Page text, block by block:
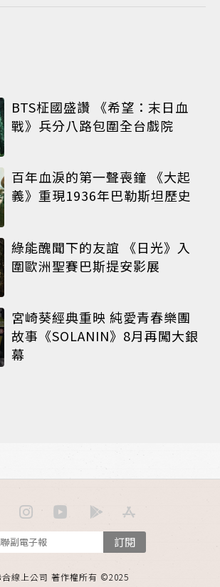
BTS柾國盛讚 《希望：末日血
戰》兵分八路包圍全台戲院
百年血淚的第一聲喪鐘 《大起
義》重現1936年巴勒斯坦歷史
綠能醜聞下的友誼 《日光》入
圍歐洲聖賽巴斯提安影展
宮崎葵經典重映 純愛青春樂團
故事《SOLANIN》8月再闖大銀
幕
訂閱
合線上公司 著作權所有 ©2025